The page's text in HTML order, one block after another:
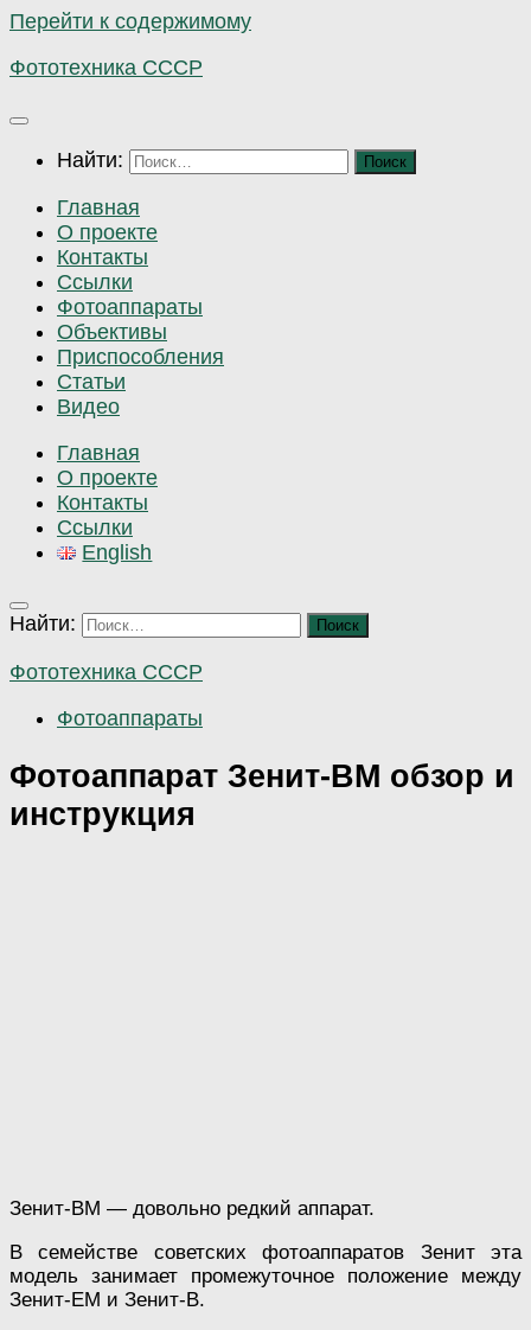
Перейти к содержимому
Фототехника СССР
Найти:
Главная
О проекте
Контакты
Ссылки
Фотоаппараты
Объективы
Приспособления
Статьи
Видео
Главная
О проекте
Контакты
Ссылки
English
Найти:
Фототехника СССР
Фотоаппараты
Фотоаппарат Зенит-ВМ обзор и
инструкция
Зенит-ВМ — довольно редкий аппарат.
В семействе советских фотоаппаратов Зенит эта
модель занимает промежуточное положение между
Зенит-ЕМ и Зенит-В.